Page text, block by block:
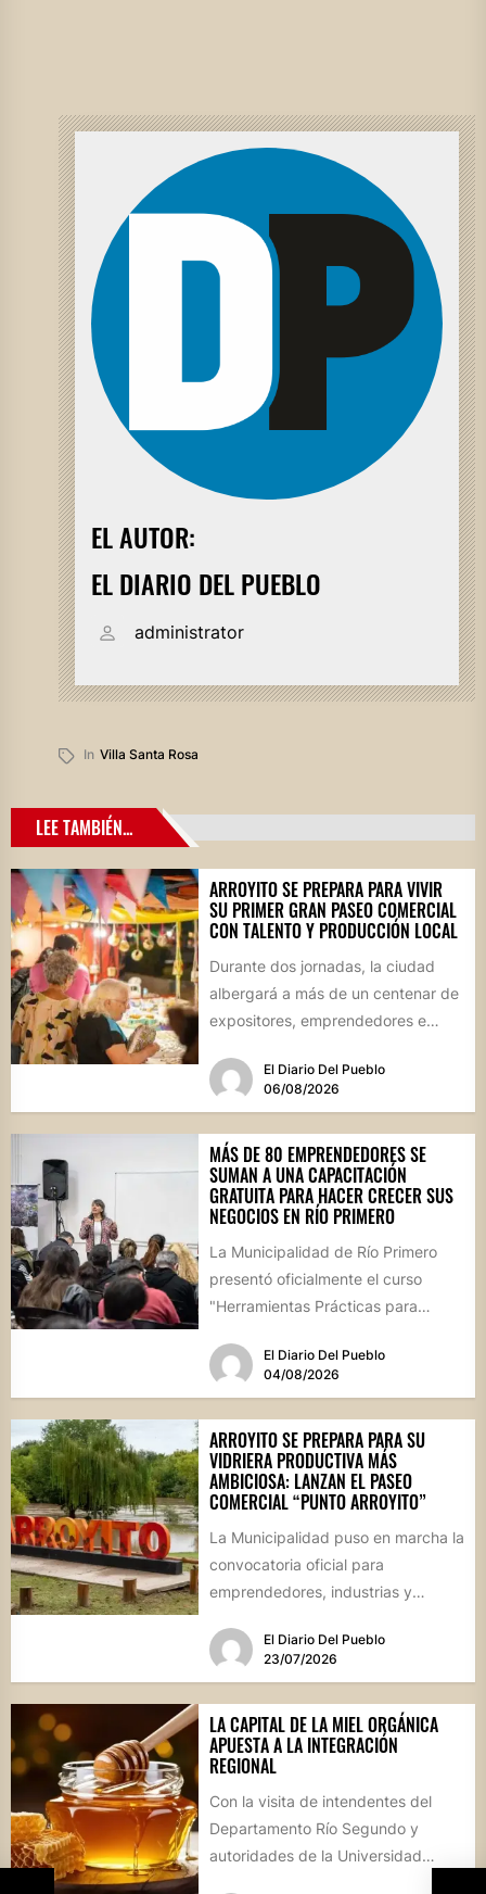
EL AUTOR:
EL DIARIO DEL PUEBLO
administrator
In Villa Santa Rosa
LEE TAMBIÉN...
ARROYITO SE PREPARA PARA VIVIR
SU PRIMER GRAN PASEO COMERCIAL
CON TALENTO Y PRODUCCIÓN LOCAL
Durante dos jornadas, la ciudad
albergará a más de un centenar de
expositores, emprendedores e
El Diario Del Pueblo
06/08/2026
MÁS DE 80 EMPRENDEDORES SE
SUMAN A UNA CAPACITACIÓN
GRATUITA PARA HACER CRECER SUS
NEGOCIOS EN RÍO PRIMERO
La Municipalidad de Río Primero
presentó oficialmente el curso
"Herramientas Prácticas para
destinada a emprendedores,...
El Diario Del Pueblo
04/08/2026
ARROYITO SE PREPARA PARA SU
VIDRIERA PRODUCTIVA MÁS
AMBICIOSA: LANZAN EL PASEO
COMERCIAL “PUNTO ARROYITO”
La Municipalidad puso en marcha la
convocatoria oficial para
emprendedores, industrias y
de este gran encuentro...
El Diario Del Pueblo
23/07/2026
LA CAPITAL DE LA MIEL ORGÁNICA
APUESTA A LA INTEGRACIÓN
REGIONAL
Con la visita de intendentes del
Departamento Río Segundo y
autoridades de la Universidad